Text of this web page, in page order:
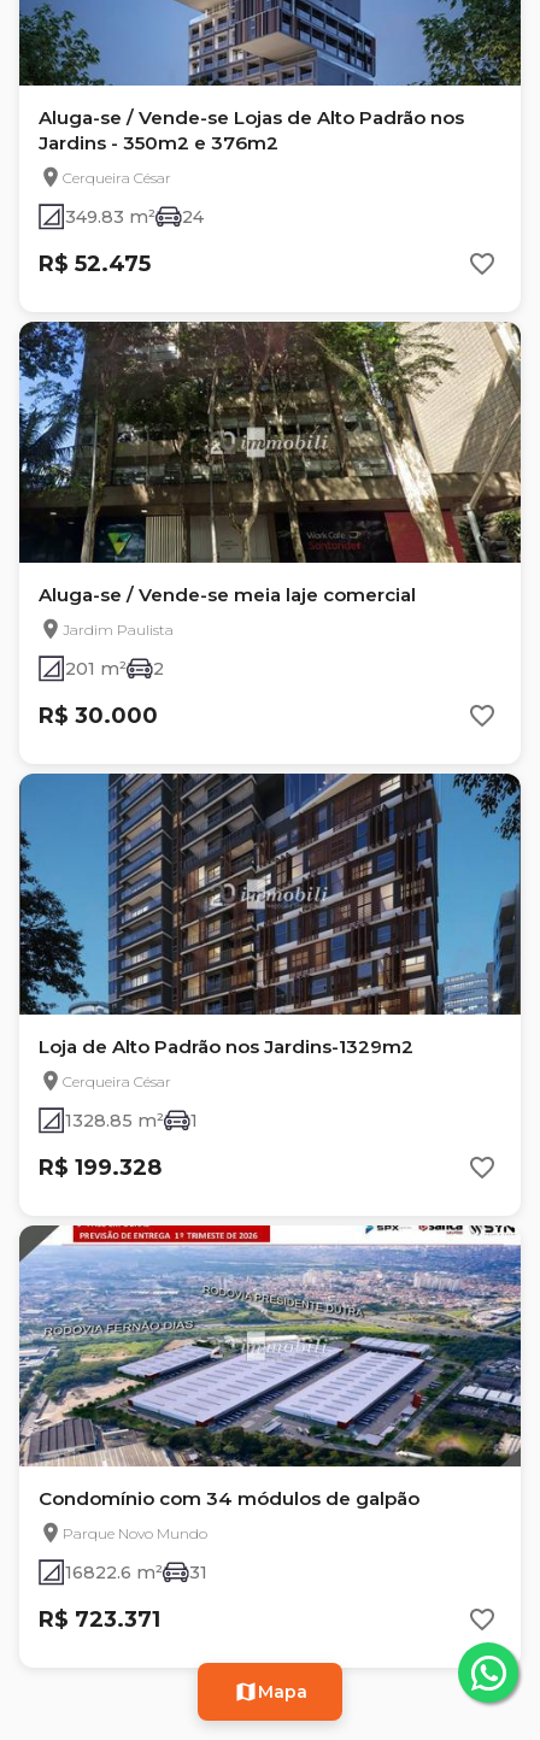
Aluga-se / Vende-se Lojas de Alto Padrão nos
Jardins - 350m2 e 376m2
Cerqueira César
349.83 m² 24
R$ 52.475
Aluga-se / Vende-se meia laje comercial
Jardim Paulista
201 m² 2
R$ 30.000
Loja de Alto Padrão nos Jardins-1329m2
Cerqueira César
1328.85 m² 1
R$ 199.328
Condomínio com 34 módulos de galpão
Parque Novo Mundo
16822.6 m² 31
R$ 723.371
Mapa